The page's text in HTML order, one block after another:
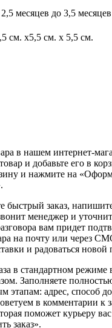
месяцев до 3,5 месяцев
см. х5,5 см. х 5,5 см.
в нашем интернет-
и добавьте его в
и нажмите на
быстрый заказ,
менеджер и уточнит
вам придет
на почту или через
и радоваться новой
в стандартном режиме
Заполняете
этапам: адрес, способ
в комментарии к
поможет курьеру
заказ».